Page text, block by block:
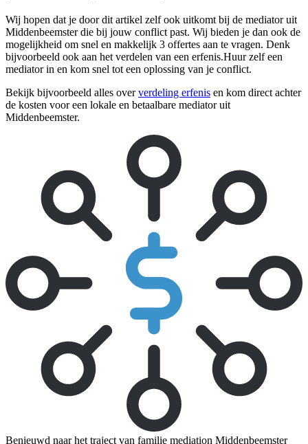
Wij hopen dat je door dit artikel zelf ook uitkomt bij de mediator uit
Middenbeemster die bij jouw conflict past. Wij bieden je dan ook de
mogelijkheid om snel en makkelijk 3 offertes aan te vragen. Denk
bijvoorbeeld ook aan het verdelen van een erfenis.Huur zelf een
mediator in en kom snel tot een oplossing van je conflict.
Bekijk bijvoorbeeld alles oververdeling erfenis en kom direct achter
de kosten voor een lokale en betaalbare mediator uit
Middenbeemster.
Benieuwd naar het traject van familie mediation Middenbeemster